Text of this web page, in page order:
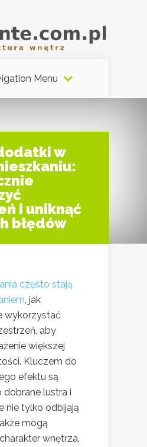
Menu
w
i uniknąć
błędów
często stają
, jak
wykorzystać
aby
większej
Kluczem do
efektu są
lustra i
nie tylko odbijają
mogą
wnętrza.